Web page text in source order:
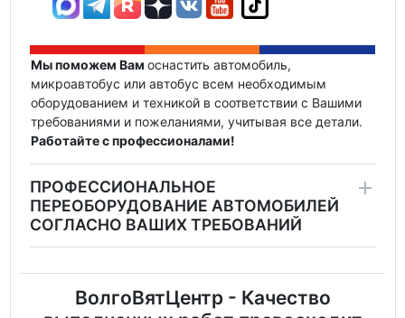
Мы поможем Вам оснастить автомобиль,
микроавтобус или автобус всем необходимым
оборудованием и техникой в соответствии с Вашими
требованиями и пожеланиями, учитывая все детали.
Работайте с профессионалами!
ПРОФЕССИОНАЛЬНОЕ
ПЕРЕОБОРУДОВАНИЕ АВТОМОБИЛЕЙ
СОГЛАСНО ВАШИХ ТРЕБОВАНИЙ
ВолгоВятЦентр - Качество